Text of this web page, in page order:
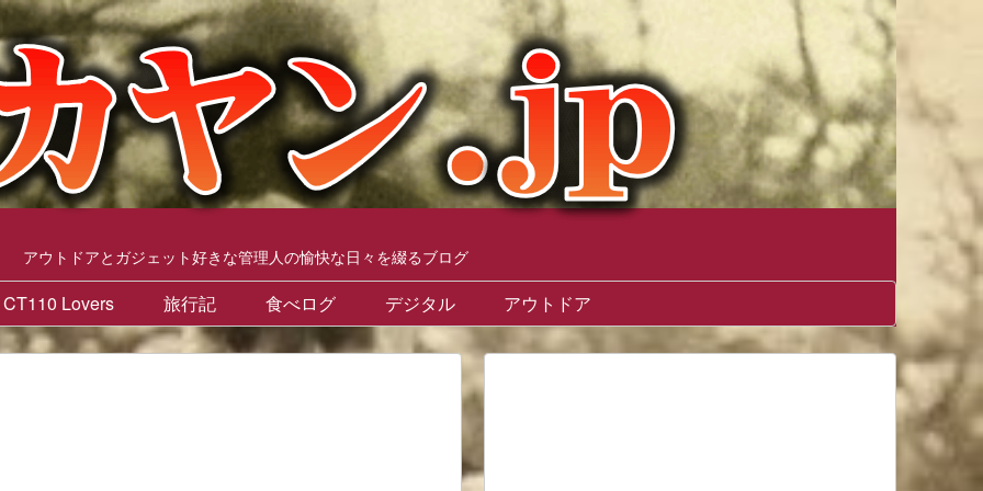
アウトドアとガジェット好きな管理人の愉快な日々を綴るブログ
CT110 Lovers 旅行記 食べログ デジタル アウトドア